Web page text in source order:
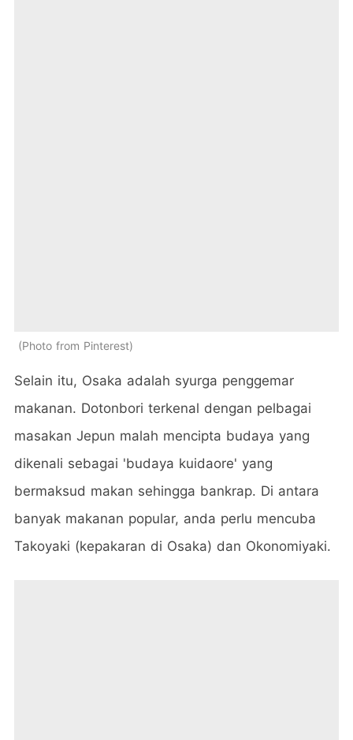
Photo from Pinterest
Selain itu, Osaka adalah syurga penggemar
makanan. Dotonbori terkenal dengan pelbagai
masakan Jepun malah mencipta budaya yang
dikenali sebagai 'budaya kuidaore' yang
bermaksud makan sehingga bankrap. Di antara
banyak makanan popular, anda perlu mencuba
Takoyaki (kepakaran di Osaka) dan Okonomiyaki.